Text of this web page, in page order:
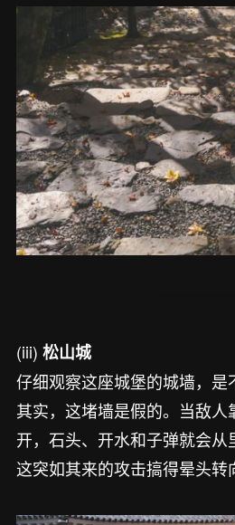
(iii) 松山城
仔细观察这座城堡的城墙，是
其实，这堵墙是假的。当敌
开，石头、开水和子弹就会
这突如其来的攻击搞得晕头转